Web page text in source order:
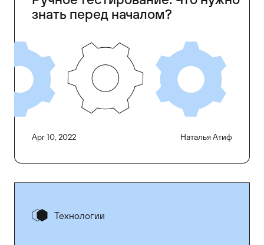
знать перед началом?
Apr 10, 2022 Наталья Атиф
Технологии